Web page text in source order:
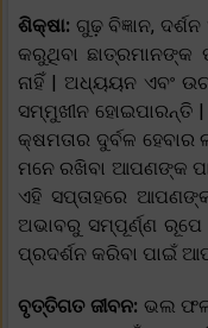
ଶିକ୍ଷା: ଗୁଢ଼ ବିଜ୍ଞାନ,
କରୁଥିବା ଛାତ୍ରମାନଙ୍କ
ନାହିଁ | ଅଧ୍ୟୟନ ଏବଂ
ସମ୍ମୁଖୀନ
କ୍ଷମତାର ଦୁର୍ବଳ
ମନେ ରଖିବା ଆପଣଙ୍କ
ଏହି ସପ୍ତାହରେ
ଅଭାବରୁ ସମ୍ପୂର୍ଣ୍ଣ
ପ୍ରଦର୍ଶନ କରିବା ପାଇଁ
ବୃତ୍ତିଗତ ଜୀବନ: ଭଲ